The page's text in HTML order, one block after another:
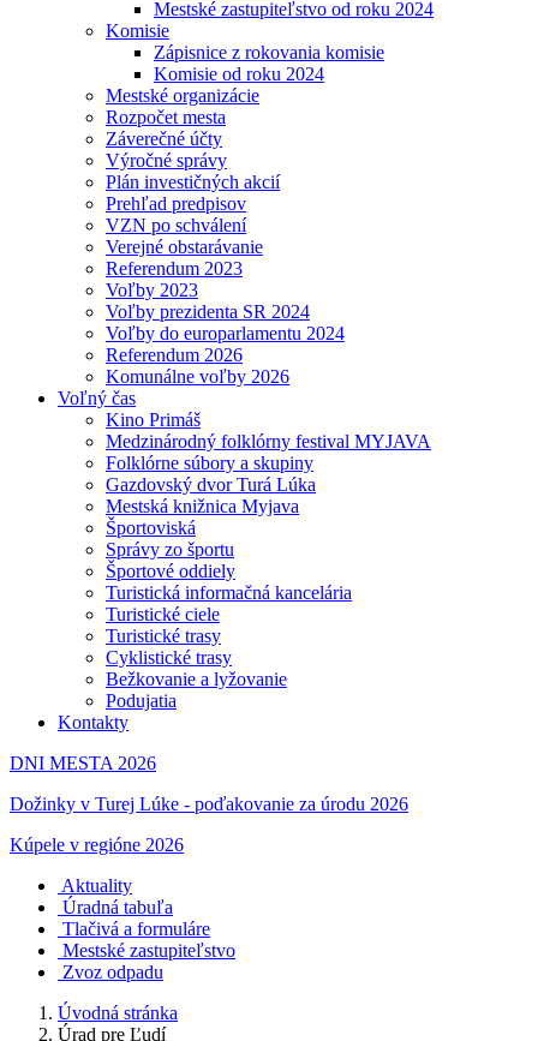
Mestské zastupiteľstvo od roku 2024
Komisie
Zápisnice z rokovania komisie
Komisie od roku 2024
Mestské organizácie
Rozpočet mesta
Záverečné účty
Výročné správy
Plán investičných akcií
Prehľad predpisov
VZN po schválení
Verejné obstarávanie
Referendum 2023
Voľby 2023
Voľby prezidenta SR 2024
Voľby do europarlamentu 2024
Referendum 2026
Komunálne voľby 2026
Voľný čas
Kino Primáš
Medzinárodný folklórny festival MYJAVA
Folklórne súbory a skupiny
Gazdovský dvor Turá Lúka
Mestská knižnica Myjava
Športoviská
Správy zo športu
Športové oddiely
Turistická informačná kancelária
Turistické ciele
Turistické trasy
Cyklistické trasy
Bežkovanie a lyžovanie
Podujatia
Kontakty
DNI MESTA 2026
Dožinky v Turej Lúke - poďakovanie za úrodu 2026
Kúpele v regióne 2026
Aktuality
Úradná tabuľa
Tlačivá a formuláre
Mestské zastupiteľstvo
Zvoz odpadu
Úvodná stránka
Úrad pre Ľudí